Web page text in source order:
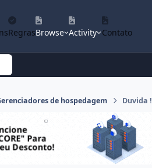
RegrasBrowse Activity Contato
de hospedagem Duvida !